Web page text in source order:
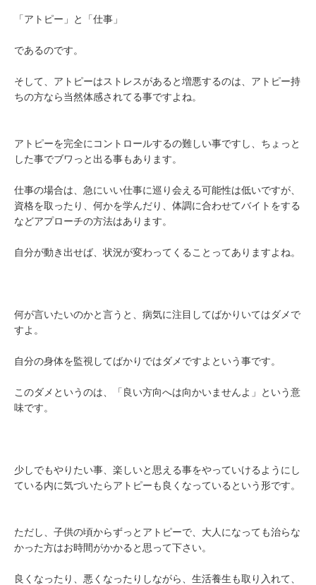
「アトピー」と「仕事」
であるのです。
そして、アトピーはストレスがあると増悪するのは、アトピー持
ちの方なら当然体感されてる事ですよね。
アトピーを完全にコントロールするの難しい事ですし、ちょっと
した事でブワっと出る事もあります。
仕事の場合は、急にいい仕事に巡り会える可能性は低いですが、
資格を取ったり、何かを学んだり、体調に合わせてバイトをする
などアプローチの方法はあります。
自分が動き出せば、状況が変わってくることってありますよね。
何が言いたいのかと言うと、病気に注目してばかりいてはダメで
すよ。
自分の身体を監視してばかりではダメですよという事です。
このダメというのは、「良い方向へは向かいませんよ」という意
味です。
少しでもやりたい事、楽しいと思える事をやっていけるようにし
ている内に気づいたらアトピーも良くなっているという形です。
ただし、子供の頃からずっとアトピーで、大人になっても治らな
かった方はお時間がかかると思って下さい。
良くなったり、悪くなったりしながら、生活養生も取り入れて、